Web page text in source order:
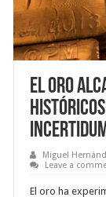
El Oro
Miguel
Leave a
El oro ha